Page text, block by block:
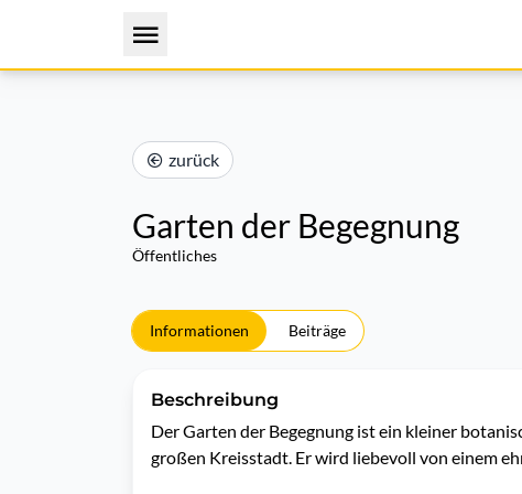
zurück
Garten der Begegnung
Öffentliches
Informationen Beiträge
Beschreibung
Der Garten der Begegnung ist ein kleiner
großen Kreisstadt. Er wird liebevoll von einem